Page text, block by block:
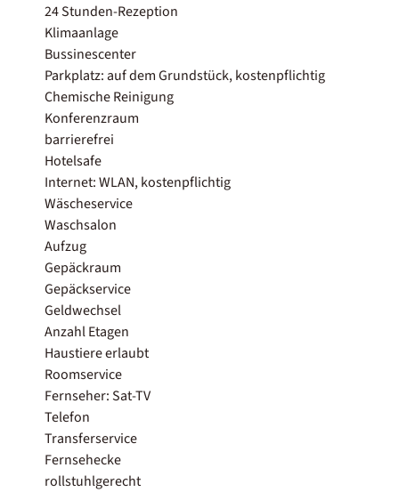
24 Stunden-Rezeption
Klimaanlage
Bussinescenter
Parkplatz: auf dem Grundstück, kostenpflichtig
Chemische Reinigung
Konferenzraum
barrierefrei
Hotelsafe
Internet: WLAN, kostenpflichtig
Wäscheservice
Waschsalon
Aufzug
Gepäckraum
Gepäckservice
Geldwechsel
Anzahl Etagen
Haustiere erlaubt
Roomservice
Fernseher: Sat-TV
Telefon
Transferservice
Fernsehecke
rollstuhlgerecht